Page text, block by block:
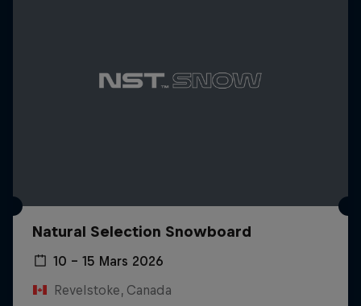
Natural Selection Snowboard
10 – 15 Mars 2026
Revelstoke, Canada